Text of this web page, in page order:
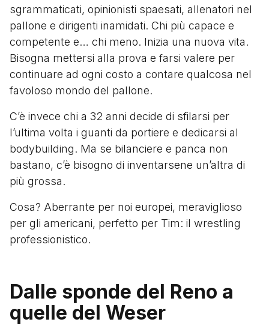
sgrammaticati, opinionisti spaesati, allenatori nel
pallone e dirigenti inamidati. Chi più capace e
competente e… chi meno. Inizia una nuova vita.
Bisogna mettersi alla prova e farsi valere per
continuare ad ogni costo a contare qualcosa nel
favoloso mondo del pallone.
C’è invece chi a 32 anni decide di sfilarsi per
l’ultima volta i guanti da portiere e dedicarsi al
bodybuilding. Ma se bilanciere e panca non
bastano, c’è bisogno di inventarsene un’altra di
più grossa.
Cosa? Aberrante per noi europei, meraviglioso
per gli americani, perfetto per Tim: il wrestling
professionistico.
Dalle sponde del Reno a
quelle del Weser